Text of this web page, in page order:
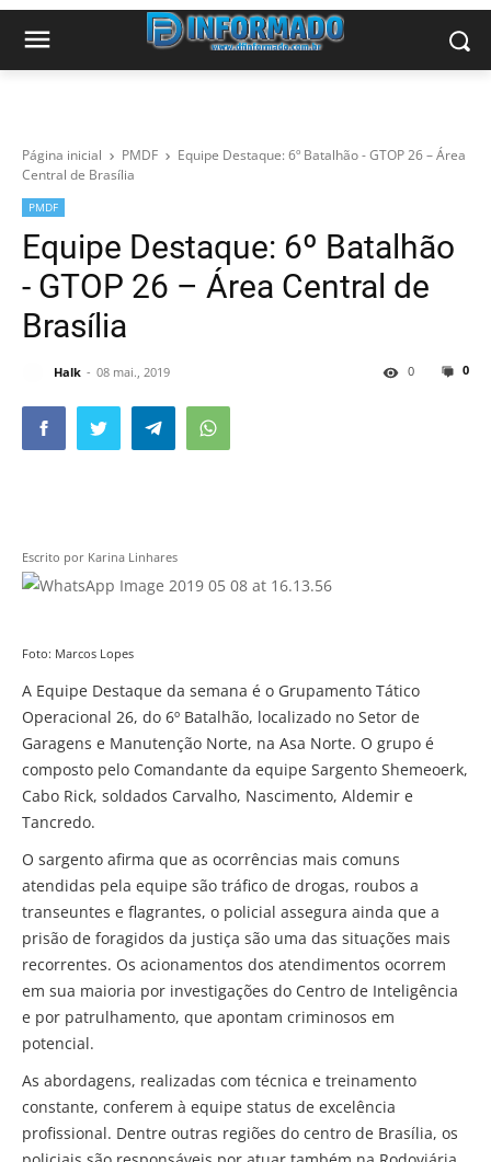
Página inicial PMDF
Equipe Destaque: 6º Batalhão - GTOP 26 – Área
Central de Brasília
PMDF
Equipe Destaque: 6º Batalhão
- GTOP 26 – Área Central de
Brasília
Halk 08 mai., 2019 0
0
Escrito por Karina Linhares
Foto: Marcos Lopes
A Equipe Destaque da semana é o Grupamento Tático
Operacional 26, do 6º Batalhão, localizado no Setor de
Garagens e Manutenção Norte, na Asa Norte. O grupo é
composto pelo Comandante da equipe Sargento Shemeoerk,
Cabo Rick, soldados Carvalho, Nascimento, Aldemir e
Tancredo.
O sargento afirma que as ocorrências mais comuns
atendidas pela equipe são tráfico de drogas, roubos a
transeuntes e flagrantes, o policial assegura ainda que a
prisão de foragidos da justiça são uma das situações mais
recorrentes. Os acionamentos dos atendimentos ocorrem
em sua maioria por investigações do Centro de Inteligência
e por patrulhamento, que apontam criminosos em
potencial.
As abordagens, realizadas com técnica e treinamento
constante, conferem à equipe status de excelência
profissional. Dentre outras regiões do centro de Brasília, os